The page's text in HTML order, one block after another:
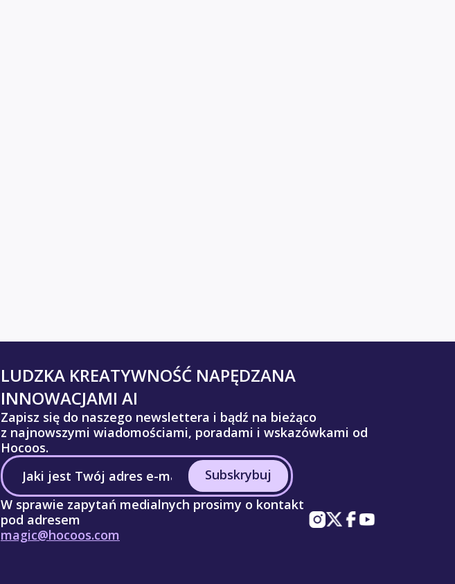
LUDZKA KREATYWNOŚĆ NAPĘDZANA
INNOWACJAMI AI
Zapisz się do naszego newslettera i bądź na bieżąco
z najnowszymi wiadomościami, poradami i wskazówkami od
Hocoos.
Subskrybuj
W sprawie zapytań medialnych prosimy o kontakt
pod adresem
magic@hocoos.com